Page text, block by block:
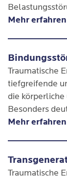
Mehr erfahren
Traumatische
tiefgreifende
die körperliche
Besonders
der
Mehr erfahren
Traumatische